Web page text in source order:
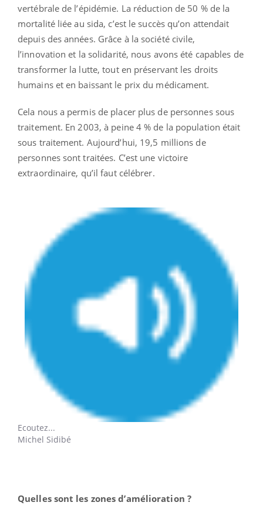
vertébrale de l’épidémie. La réduction de 50 % de la
mortalité liée au sida, c’est le succès qu’on attendait
depuis des années. Grâce à la société civile,
l’innovation et la solidarité, nous avons été capables de
transformer la lutte, tout en préservant les droits
humains et en baissant le prix du médicament.
Cela nous a permis de placer plus de personnes sous
traitement. En 2003, à peine 4 % de la population était
sous traitement. Aujourd’hui, 19,5 millions de
personnes sont traitées. C’est une victoire
extraordinaire, qu’il faut célébrer.
Ecoutez...
Michel Sidibé
Quelles sont les zones d’amélioration ?